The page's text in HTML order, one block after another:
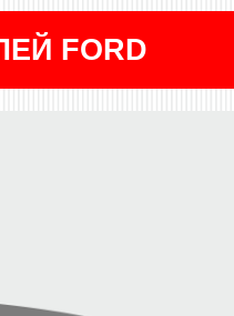
FORD